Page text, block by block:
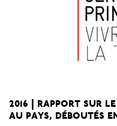
2016 | rapport sur
au pays, déboutés